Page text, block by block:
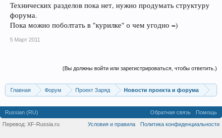
Технических разделов пока нет, нужно продумать структуру
форума.
Пока можно поболтать в "курилке" о чем угодно =)
5 Март 2011
(Вы должны войти или зарегистрироваться, чтобы ответить.)
Главная Форум Проект Заряд Новости проекта и форума
Russian (RU) Обратная связь
Помощь
Условия и правила
Политика конфиденциальности
Перевод: XF-Russia.ru